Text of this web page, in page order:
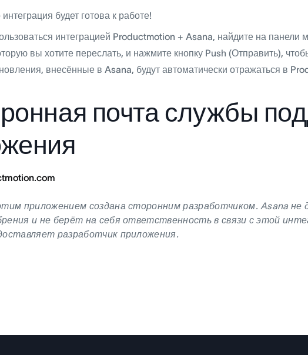
будет готова к работе!
интеграцией Productmotion + Asana, найдите на панели
вы хотите переслать, и нажмите кнопку Push (Отправить),
внесённые в Asana, будут автоматически отражаться в
почта службы
приложением создана сторонним разработчиком. Asana не
и не берёт на себя ответственность в связи с этой
разработчик приложения.